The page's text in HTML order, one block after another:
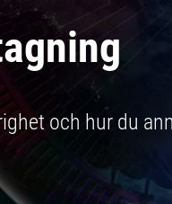
och hur du